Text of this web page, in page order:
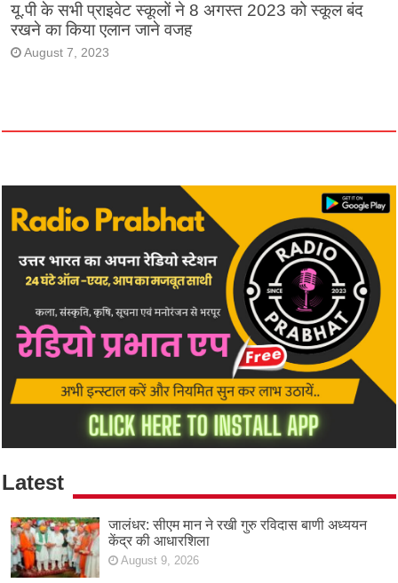
यू.पी के सभी प्राइवेट स्कूलों ने 8 अगस्त 2023 को स्कूल बंद
रखने का किया एलान जाने वजह
August 7, 2023
Latest
जालंधर: सीएम मान ने रखी गुरु रविदास बाणी अध्ययन
केंद्र की आधारशिला
August 9, 2026